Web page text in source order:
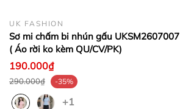
UK FASHION
Sơ mi chấm bi nhún gấu UKSM2607007
( Áo rời ko kèm QU/CV/PK)
190.000₫
290.000₫ -35%
+1